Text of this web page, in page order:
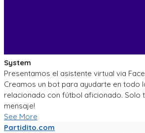
System
Presentamos el asistente virtual via
Creamos un bot para ayudarte en todo
relacionado con fútbol aficionado. Solo
mensaje!
See More
Partidito.com